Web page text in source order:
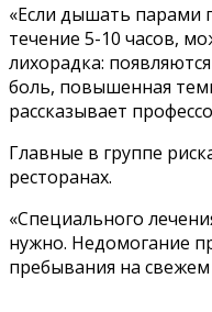
«Если дышать парами
течение 5-10 часов,
лихорадка:
боль, повышенная
рассказывает
Главные в группе
ресторанах.
«Специального
нужно. Недомогание
пребывания на